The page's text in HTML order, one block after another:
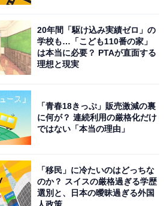
20年間「駆け込み実績ゼロ」の
学校も…「こども110番の家」
は本当に必要？ PTAが直面する
理想と現実
「青春18きっぷ」販売激減の裏
に何が？ 連続利用の厳格化だけ
ではない「本当の理由」
「移民」に冷たいのはどっちな
のか？ スイスの厳格過ぎる学歴
選別と、日本の曖昧過ぎる外国